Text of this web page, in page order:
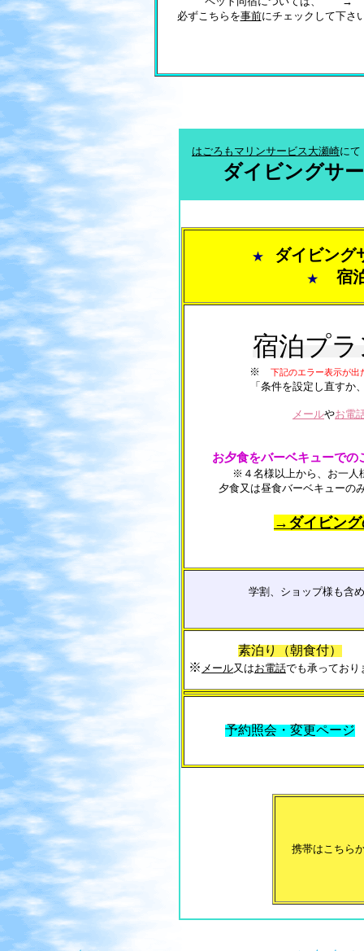
必ずこちらを事前にチェックして下さ
はごろもマリンサービス大瀬崎にて
ダイビングサ
★ ダイビン
★ 宿
宿泊プ
※ 下記のエラー表示が出
「 条件を設定し直すか
メールやお電
お夕食をバーベキューで
※４名様以上から、お一人
夕食又は昼食バーベキューの
→ダイビン
学割、ショップ様も含
素泊り（朝食付）
※ メール又はお電話でも承っており
予約照会・変更ページ
携帯はこちら